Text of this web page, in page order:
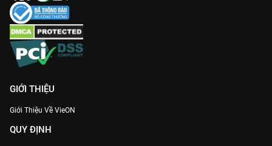
GIỚI THIỆU
Giới Thiệu Về VieON
QUY ĐỊNH